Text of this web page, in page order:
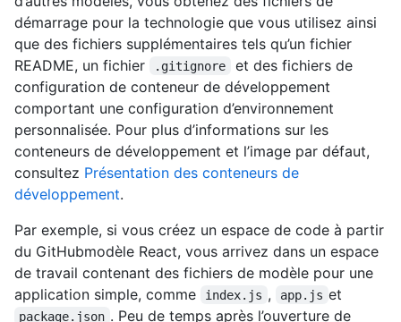
démarrage pour la technologie que vous utilisez ainsi
que des fichiers supplémentaires tels qu’un fichier
README, un fichier
.gitignore
et des fichiers de
configuration de conteneur de développement
comportant une configuration d’environnement
personnalisée. Pour plus d’informations sur les
conteneurs de développement et l’image par défaut,
consultez Présentation des conteneurs de
développement.
Par exemple, si vous créez un espace de code à partir
du GitHubmodèle React, vous arrivez dans un espace
de travail contenant des fichiers de modèle pour une
application simple, comme
index.js , app.js et
package.json . Peu de temps après l’ouverture de